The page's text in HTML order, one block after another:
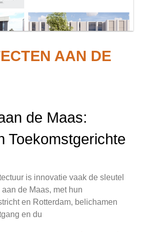
AAN DE
de Maas:
Toekomstgerichte
is innovatie vaak de sleutel
de Maas, met hun
en Rotterdam, belichamen
en du